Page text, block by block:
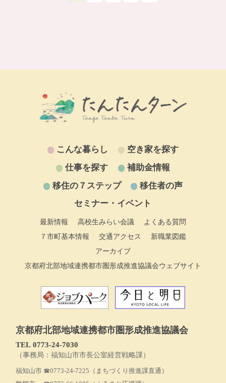
こんな暮らし
空き家を探す
仕事を探す
補助金情報
移住の７ステップ
移住者の声
セミナー・イベント
最新情報 高校生みらい会議
よくある質問
７市町基本情報
交通アクセス
新職業図鑑
アーカイブ
京都府北部地域連携都市圏形成推進協議会ウェブサイト
京都府北部地域連携都市圏形成推進協議会
TEL 0773‐24-7030
（事務局：福知山市市長公室経営戦略課）
福知山市 ☎0773-24-7225 （まちづくり推進課直通）